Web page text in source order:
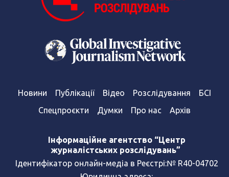
Новини Публікації Відео Розслідування
БСІ
Спецпроєкти
Думки Про нас Архів
Інформаційне агентство “Центр
журналістських розслідувань”
Ідентифікатор онлайн-медіа в Реєстрі:№ R40-04702